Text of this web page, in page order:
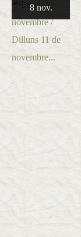
8 nov.